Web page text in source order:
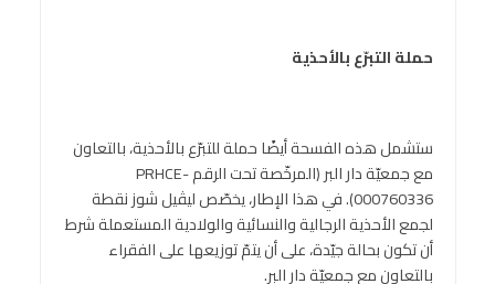
حملة التبرّع بالأحذية
ستشمل هذه الفسحة أيضًا حملة للتبرّع بالأحذية، بالتعاون
مع جمعيّة دار البر (المرخّصة تحت الرقم PRHCE-
000760336). في هذا الإطار، يخصّص ليڤيل شوز نقطة
لجمع الأحذية الرجالية والنسائية والولادية المستعملة شرط
أن تكون بحالة جيّدة، على أن يتمّ توزيعها على الفقراء
بالتعاون مع جمعيّة دار البر.